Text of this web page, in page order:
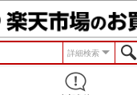
詳細検索